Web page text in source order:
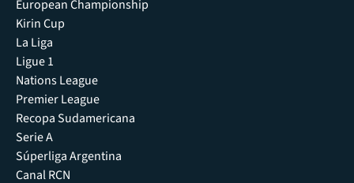
European Championship
Kirin Cup
La Liga
Ligue 1
Nations League
Premier League
Recopa Sudamericana
Serie A
Súperliga Argentina
Canal RCN